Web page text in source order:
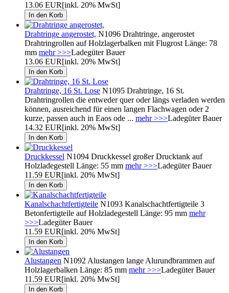
13.06 EUR[inkl. 20% MwSt]
Drahtringe angerostet, N1096 Drahtringe, angerostet
Drahtringrollen auf Holzlagerbalken mit Flugrost Länge: 78
mm mehr >>>Ladegüter Bauer
13.06 EUR[inkl. 20% MwSt]
Drahtringe, 16 St. Lose N1095 Drahtringe, 16 St.
Drahtringrollen die entweder quer oder längs verladen werden
können, ausreichend für einen langen Flachwagen oder 2
kurze, passen auch in Eaos ode ... mehr >>>Ladegüter Bauer
14.32 EUR[inkl. 20% MwSt]
Druckkessel N1094 Druckkessel großer Drucktank auf
Holzladegestell Länge: 55 mm mehr >>>Ladegüter Bauer
11.59 EUR[inkl. 20% MwSt]
Kanalschachtfertigteile N1093 Kanalschachtfertigteile 3
Betonfertigteile auf Holzladegestell Länge: 95 mm mehr
>>>Ladegüter Bauer
11.59 EUR[inkl. 20% MwSt]
Alustangen N1092 Alustangen lange Alurundbrammen auf
Holzlagerbalken Länge: 85 mm mehr >>>Ladegüter Bauer
11.59 EUR[inkl. 20% MwSt]